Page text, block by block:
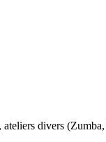
divers